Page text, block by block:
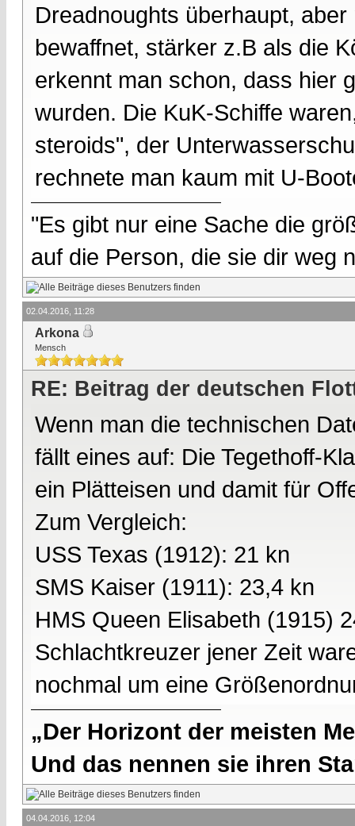
Dreadnoughts überhaupt,
bewaffnet, stärker z.B als die
erkennt man schon, dass hier
wurden. Die KuK-Schiffe
steroids", der
rechnete man kaum mit U-
"Es gibt nur eine Sache die
auf die Person, die sie dir weg
02.04.2016, 11:28
Arkona
Mensch
RE: Beitrag der deutschen
Wenn man die technischen
fällt eines auf: Die Tegethoff-
ein Plätteisen und damit für
Zum Vergleich:
USS Texas (1912): 21 kn
SMS Kaiser (1911): 23,4 kn
HMS Queen Elisabeth (1915)
Schlachtkreuzer jener Zeit
nochmal um eine
„Der Horizont der meisten
Und das nennen sie ihren
04.04.2016, 12:04